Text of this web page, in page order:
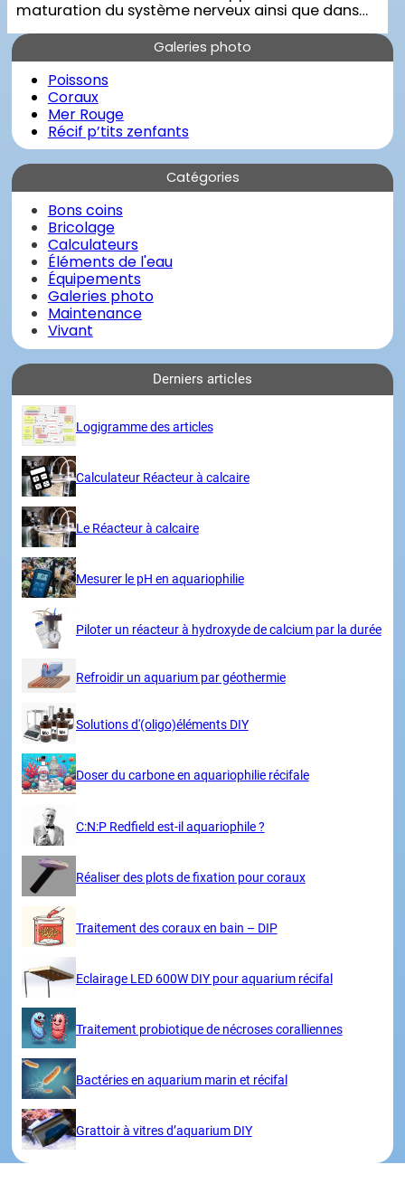
maturation du système nerveux ainsi que dans…
Galeries photo
Poissons
Coraux
Mer Rouge
Récif p’tits zenfants
Catégories
Bons coins
Bricolage
Calculateurs
Éléments de l'eau
Équipements
Galeries photo
Maintenance
Vivant
Derniers articles
Logigramme des articles
Calculateur Réacteur à calcaire
Le Réacteur à calcaire
Mesurer le pH en aquariophilie
Piloter un réacteur à hydroxyde de calcium par la durée
Refroidir un aquarium par géothermie
Solutions d'(oligo)éléments DIY
Doser du carbone en aquariophilie récifale
C:N:P Redfield est-il aquariophile ?
Réaliser des plots de fixation pour coraux
Traitement des coraux en bain – DIP
Eclairage LED 600W DIY pour aquarium récifal
Traitement probiotique de nécroses coralliennes
Bactéries en aquarium marin et récifal
Grattoir à vitres d’aquarium DIY